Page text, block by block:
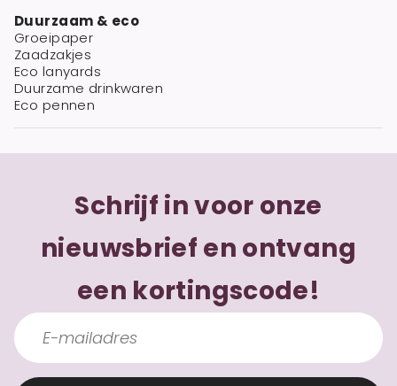
Duurzaam & eco
Groeipaper
Zaadzakjes
Eco lanyards
Duurzame drinkwaren
Eco pennen
Schrijf in voor onze
nieuwsbrief en ontvang
een kortingscode!